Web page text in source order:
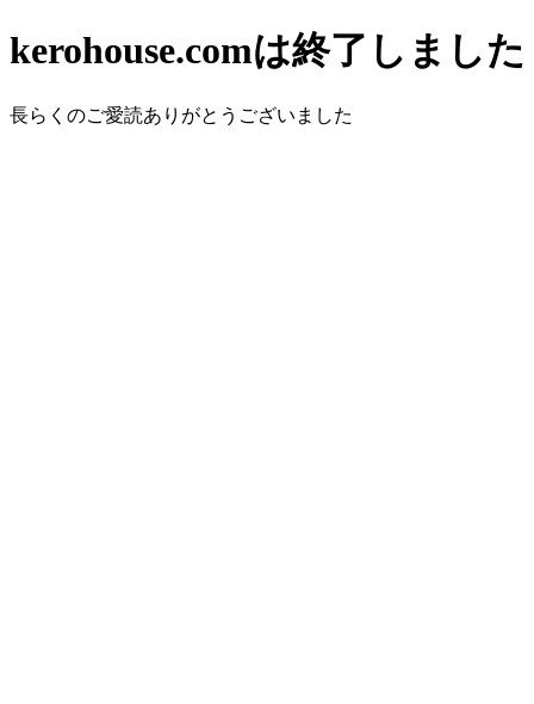
kerohouse.comは終了しました
長らくのご愛読ありがとうございました